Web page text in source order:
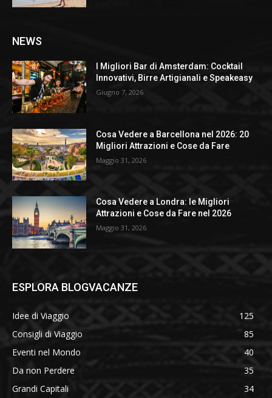
NEWS
I Migliori Bar di Amsterdam: Cocktail
Innovativi, Birre Artigianali e Speakeasy
Giugno 7, 2026
Cosa Vedere a Barcellona nel 2026: 20
Migliori Attrazioni e Cose da Fare
Maggio 31, 2026
Cosa Vedere a Londra: le Migliori
Attrazioni e Cose da Fare nel 2026
Maggio 31, 2026
ESPLORA BLOGVACANZE
Idee di Viaggio
125
Consigli di Viaggio
85
Eventi nel Mondo
40
Da non Perdere
35
Grandi Capitali
34